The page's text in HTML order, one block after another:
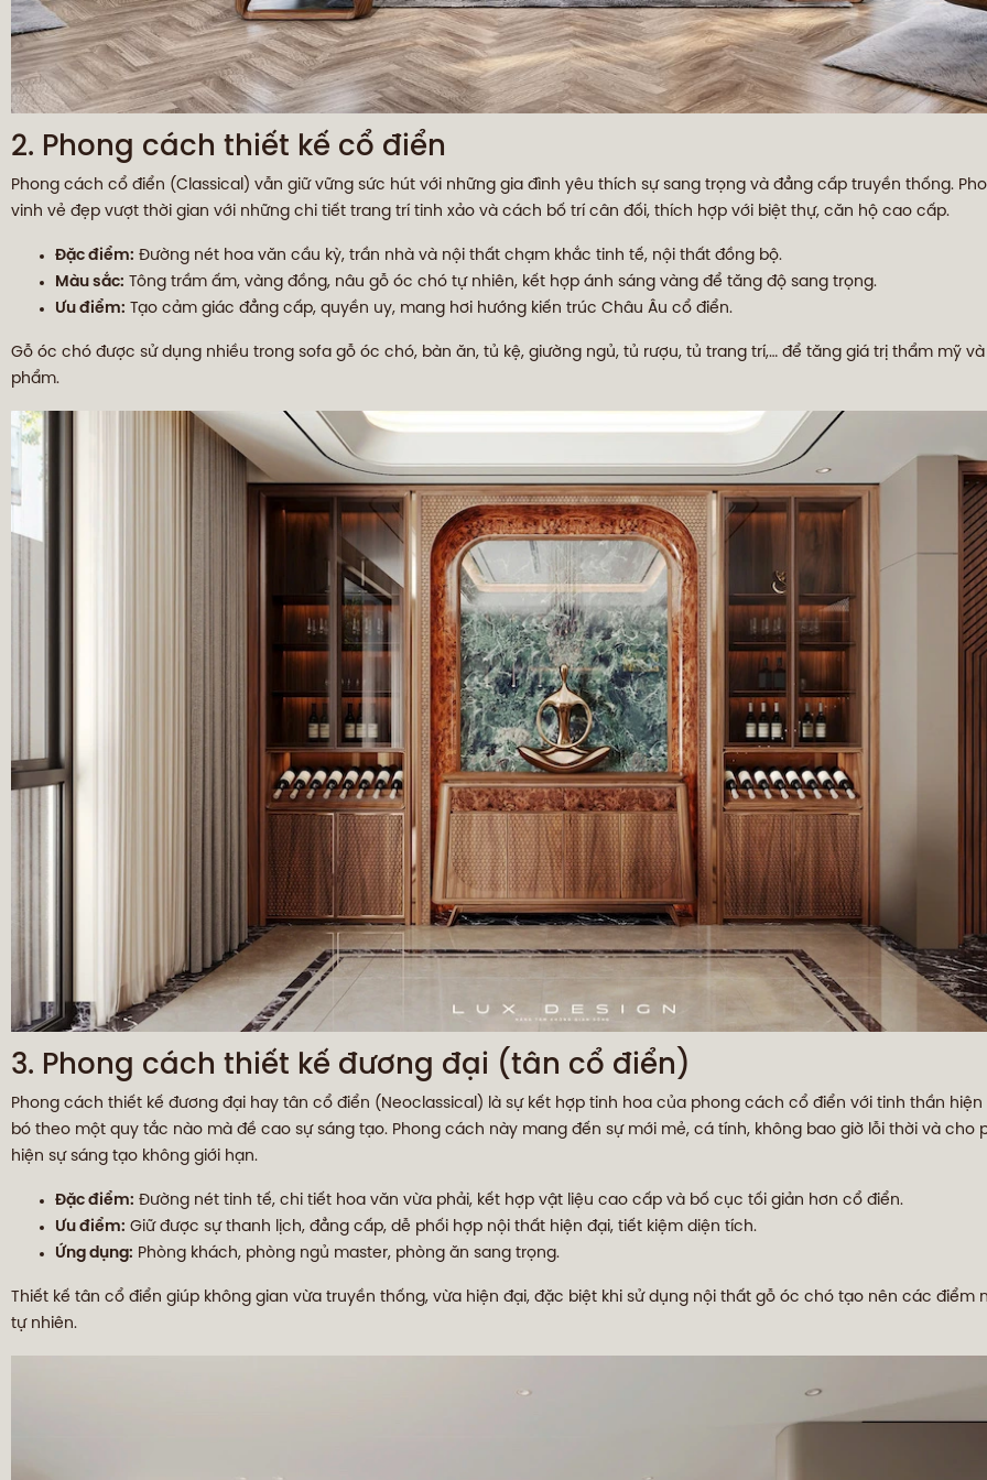
2. Phong cách thiết kế cổ điển
Phong cách cổ điển (Classical) vẫn giữ vững sức hút với những gia đình yêu thích sự sang trọng và đẳng cấp truyền thống.
vinh vẻ đẹp vượt thời gian với những chi tiết trang trí tinh xảo và cách bố trí cân đối, thích hợp với biệt thự, căn hộ cao cấp.
Đặc điểm: Đường nét hoa văn cầu kỳ, trần nhà và nội thất chạm khắc tinh tế, nội thất đồng bộ.
Màu sắc: Tông trầm ấm, vàng đồng, nâu gỗ óc chó tự nhiên, kết hợp ánh sáng vàng để tăng độ sang trọng.
Ưu điểm: Tạo cảm giác đẳng cấp, quyền uy, mang hơi hướng kiến trúc Châu Âu cổ điển.
Gỗ óc chó được sử dụng nhiều trong sofa gỗ óc chó, bàn ăn, tủ kệ, giường ngủ, tủ rượu, tủ trang trí,… để tăng giá trị thẩm mỹ
phẩm.
3. Phong cách thiết kế đương đại (tân cổ điển)
Phong cách thiết kế đương đại hay tân cổ điển (Neoclassical) là sự kết hợp tinh hoa của phong cách cổ điển với tinh thần hiện
bó theo một quy tắc nào mà đề cao sự sáng tạo. Phong cách này mang đến sự mới mẻ, cá tính, không bao giờ lỗi thời và cho
hiện sự sáng tạo không giới hạn.
Đặc điểm: Đường nét tinh tế, chi tiết hoa văn vừa phải, kết hợp vật liệu cao cấp và bố cục tối giản hơn cổ điển.
Ưu điểm: Giữ được sự thanh lịch, đẳng cấp, dễ phối hợp nội thất hiện đại, tiết kiệm diện tích.
Ứng dụng: Phòng khách, phòng ngủ master, phòng ăn sang trọng.
Thiết kế tân cổ điển giúp không gian vừa truyền thống, vừa hiện đại, đặc biệt khi sử dụng nội thất gỗ óc chó tạo nên các điểm
tự nhiên.